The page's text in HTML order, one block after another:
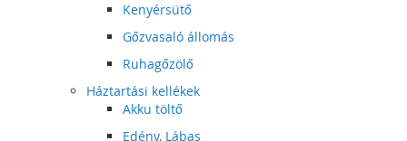
Kenyérsütő
Gőzvasaló állomás
Ruhagőzölő
Háztartási kellékek
Akku töltő
Edény, Lábas